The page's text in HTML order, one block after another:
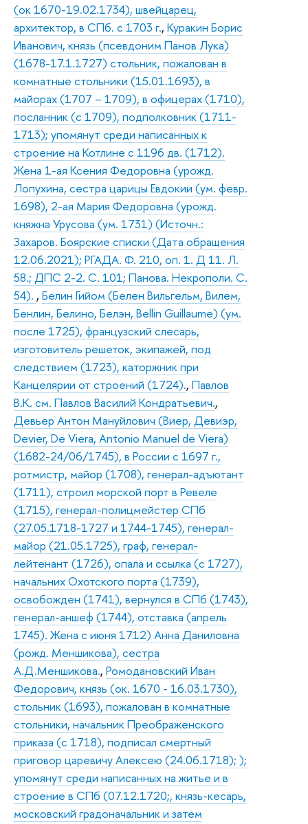
(ок 1670-19.02.1734), швейцарец,
архитектор, в СПб. с 1703 г., Куракин Борис
Иванович, князь (псевдоним Панов Лука)
(1678-17.1.1727) стольник, пожалован в
комнатные стольники (15.01.1693), в
майорах (1707 – 1709), в офицерах (1710),
посланник (с 1709), подполковник (1711-
1713); упомянут среди написанных к
строение на Котлине с 1196 дв. (1712).
Жена 1-ая Ксения Федоровна (урожд.
Лопухина, сестра царицы Евдокии (ум. февр.
1698), 2-ая Мария Федоровна (урожд.
княжна Урусова (ум. 1731) (Источн.:
Захаров. Боярские списки (Дата обращения
12.06.2021); РГАДА. Ф. 210, оп. 1. Д 11. Л.
58.; ДПС 2-2. С. 101; Панова. Некрополи. С.
54). , Белин Гийом (Белен Вильгельм, Вилем,
Бенлин, Белино, Белэн, Bellin Guillaume) (ум.
после 1725), французский слесарь,
изготовитель решеток, экипажей, под
следствием (1723), каторжник при
Канцелярии от строений (1724)., Павлов
В.К. см. Павлов Василий Кондратьевич.,
Девьер Антон Мануйлович (Виер, Девиэр,
Devier, De Viera, Antonio Manuel de Viera)
(1682-24/06/1745), в России с 1697 г.,
ротмистр, майор (1708), генерал-адъютант
(1711), строил морской порт в Ревеле
(1715), генерал-полицмейстер СПб
(27.05.1718-1727 и 1744-1745), генерал-
майор (21.05.1725), граф, генерал-
лейтенант (1726), опала и ссылка (с 1727),
начальних Охотского порта (1739),
освобожден (1741), вернулся в СПб (1743),
генерал-аншеф (1744), отставка (апрель
1745). Жена с июня 1712) Анна Даниловна
(рожд. Меншикова), сестра
А.Д.Меншикова., Ромодановский Иван
Федорович, князь (ок. 1670 - 16.03.1730),
стольник (1693), пожалован в комнатные
стольники, начальник Преображенского
приказа (с 1718), подписал смертный
приговор царевичу Алексею (24.06.1718); );
упомянут среди написанных на житье и в
строение в СПб (07.12.1720;, князь-кесарь,
московский градоначальник и затем